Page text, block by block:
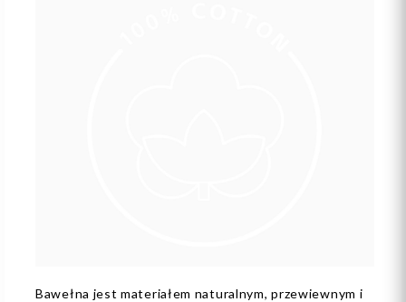
Bawełna jest materiałem naturalnym, przewiewnym i